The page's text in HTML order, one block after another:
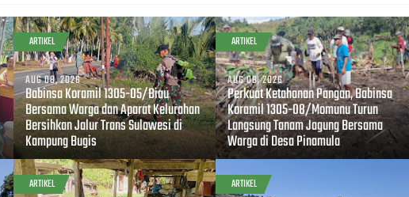
ARTIKEL
AUG 08, 2026
Babinsa Koramil 1305-05/Biau
Bersama Warga dan Aparat Kelurahan
Bersihkan Jalur Trans Sulawesi di
Kampung Bugis
ARTIKEL
AUG 08, 2026
Perkuat Ketahanan Pangan, Babinsa
Koramil 1305-08/Momunu Turun
Langsung Tanam Jagung Bersama
Warga di Desa Pinamula
ARTIKEL ARTIKEL